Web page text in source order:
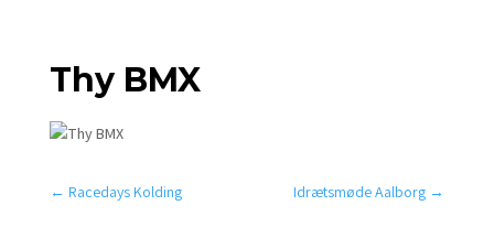
Thy BMX
← Racedays Kolding Idrætsmøde Aalborg →